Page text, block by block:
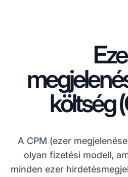
költség
A CPM (ezer
olyan fizetési modell,
minden ezer